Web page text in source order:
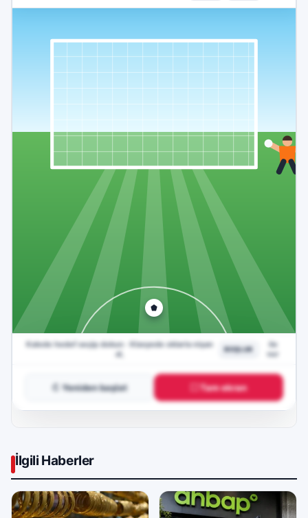
↻ Yeniden başlat ⛶ Tam ekran
İlgili Haberler